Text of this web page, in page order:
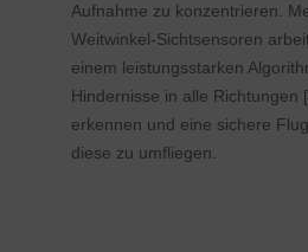
Aufnahme zu konzentrieren.
Weitwinkel-Sichtsensoren
einem leistungsstarken
Hindernisse in alle Richtungen
erkennen und eine sichere
diese zu umfliegen.